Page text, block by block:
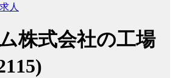
人
株式会社の工場